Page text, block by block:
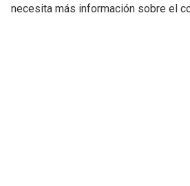
necesita más información sobre el